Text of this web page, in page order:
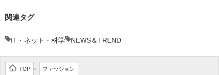
関連タグ
IT・ネット・科学 NEWS＆TREND
TOP > ファッション